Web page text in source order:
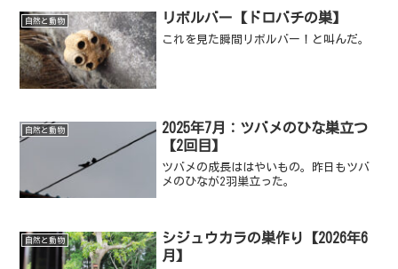
自然と動物 リボルバー【ドロバチの巣】
これを見た瞬間リボルバー！と叫んだ。
自然と動物
2025年7月：ツバメのひな巣立つ
【2回目】
ツバメの成長ははやいもの。昨日もツバ
メのひなが2羽巣立った。
自然と動物
シジュウカラの巣作り【2026年6
月】